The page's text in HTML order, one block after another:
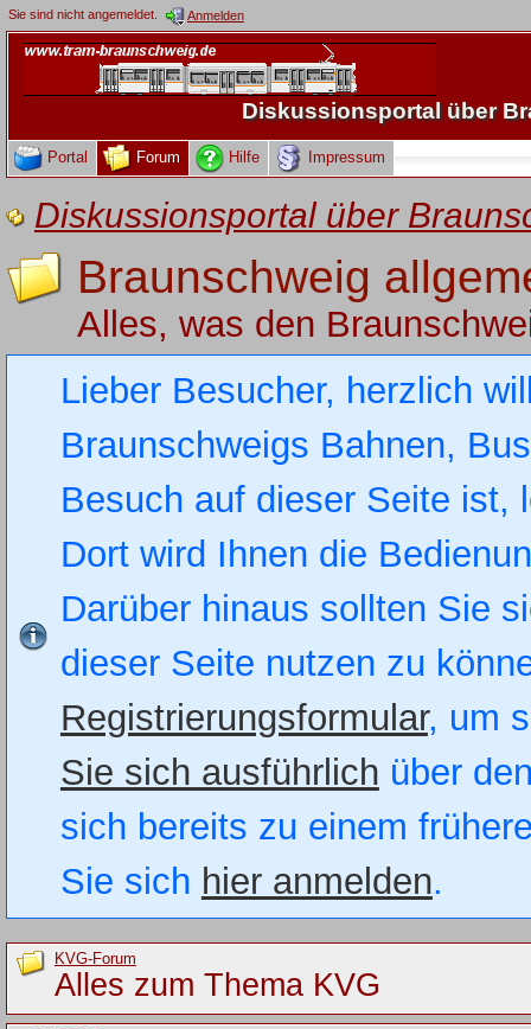
Sie sind nicht angemeldet. Anmelden
Diskussionsportal über
Portal Forum Hilfe Impressum
Diskussionsportal über
Braunschweig
Alles, was den
Lieber Besucher, herzlich
Braunschweigs Bahnen,
Besuch auf dieser Seite
Dort wird Ihnen die
Darüber hinaus sollten Sie
dieser Seite nutzen zu
Registrierungsformular, um
Sie sich ausführlich über
sich bereits zu einem
Sie sich hier anmelden.
KVG-Forum
Alles zum Thema KVG